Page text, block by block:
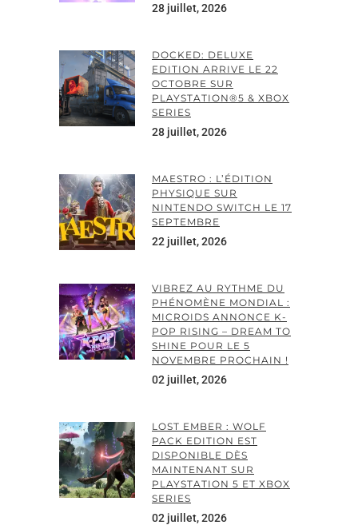
28 juillet, 2026
DOCKED: DELUXE
EDITION ARRIVE LE 22
OCTOBRE SUR
PLAYSTATION®5 & XBOX
SERIES
28 juillet, 2026
MAESTRO : L’ÉDITION
PHYSIQUE SUR
NINTENDO SWITCH LE 17
SEPTEMBRE
22 juillet, 2026
VIBREZ AU RYTHME DU
PHÉNOMÈNE MONDIAL :
MICROIDS ANNONCE K-
POP RISING – DREAM TO
SHINE POUR LE 5
NOVEMBRE PROCHAIN !
02 juillet, 2026
LOST EMBER : WOLF
PACK EDITION EST
DISPONIBLE DÈS
MAINTENANT SUR
PLAYSTATION 5 ET XBOX
SERIES
02 juillet, 2026